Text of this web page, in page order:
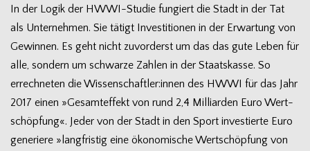
In der Logik der HWWI-Studie fun­giert die Stadt in der Tat
als Unter­neh­men. Sie tätigt Inves­ti­tio­nen in der Erwar­tung von
Gewin­nen. Es geht nicht zuvor­derst um das das gute Leben für
alle, son­dern um schwarze Zah­len in der Staats­kasse. So
errech­ne­ten die Wissenschaftler:innen des HWWI für das Jahr
2017 einen »Gesamt­ef­fekt von rund 2,4 Mil­li­ar­den Euro Wert­
schöp­fung«. Jeder von der Stadt in den Sport inves­tierte Euro
gene­riere »lang­fris­tig eine öko­no­mi­sche Wert­schöp­fung von